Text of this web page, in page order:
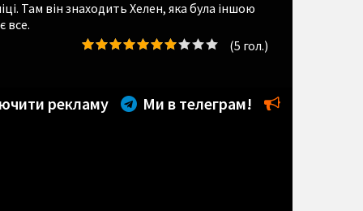
Там він знаходить Хелен, яка була іншою
все.
(5 гол.)
рекламу Ми в телеграм!